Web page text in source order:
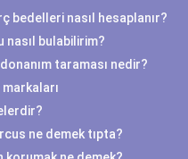
bedelleri nasıl hesaplanır?
nasıl bulabilirim?
taraması nedir?
ne demek tıpta?